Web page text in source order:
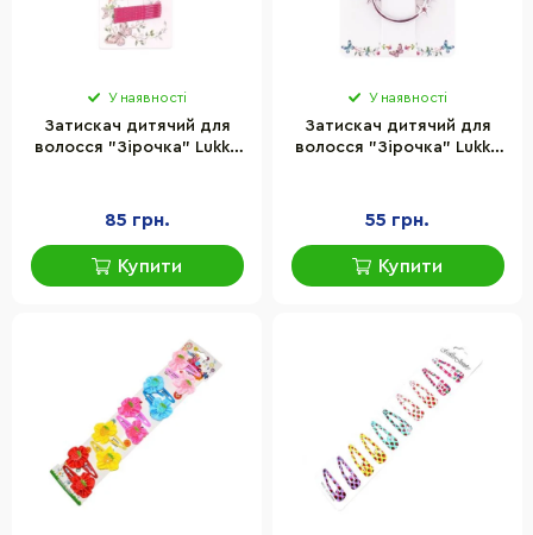
У наявності
Затискач дитячий для
волосся "Зірочка" Lukky
85 грн.
Купити
У наявності
Затискач дитячий для
волосся "Зірочка" Lukky
55 грн.
Купити